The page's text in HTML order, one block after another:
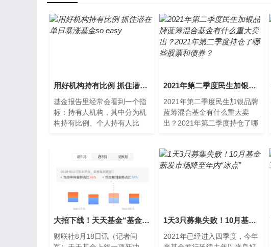
用好机构持有比例 抓住潜在单日暴涨基金so easy
基金报告里经常会看到一个指
标：持有人机构，其中分为机
构持有比例、个人持有人比
2021年第二季度民生加银品牌蓝筹混合基金有什么重大卖出？2021年第二季度持仓了哪些股票和债券？
2021年第二季度民生加银品牌
蓝筹混合基金有什么重大卖
出？2021年第二季度持仓了哪
合基
大招下线！天天基金“基金单周申赎比”新功能消失不见，回应：内部调整，正在完善相关功能
财联社8月18日讯（记者闫
1天3只募集失败！10月基金新发市场降至年内“冰点”
2021年已经进入四季度，今年